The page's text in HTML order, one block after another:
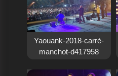
Yaouank-2018-carré-
manchot-d417958